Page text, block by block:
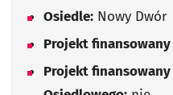
Osiedle: Nowy Dwór
Projekt finansowany
Projekt finansowany